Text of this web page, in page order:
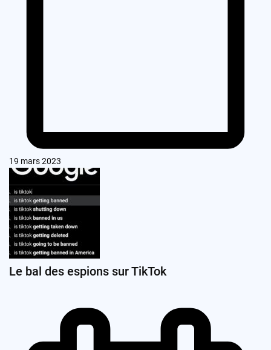
19 mars 2023
Le bal des espions sur TikTok